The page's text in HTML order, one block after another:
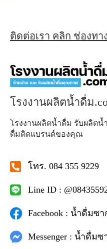
ติดต่อเรา คลิก ช่องทา
โรงงานผลิตน้ำดื่ม
โรงงานผลิตน้ำดื่ม รับผลิต
ดื่มติดแบรนด์ของคุณ
โทร. 084 355 9229
Line ID :
Facebook : น้ำดื่มซา
Messenger : น้ำดื่มซ